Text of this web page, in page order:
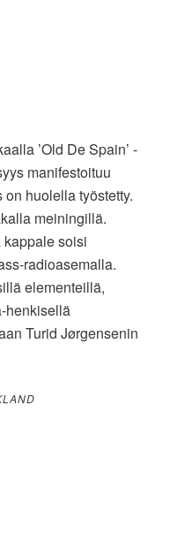
’Old De Spain’ -
manifestoituu
huolella työstetty.
meiningillä.
kappale soisi
radioasemalla.
elementeillä,
henkisellä
Turid Jørgensenin